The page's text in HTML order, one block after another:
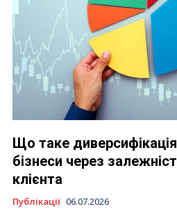
Що таке
бізнеси через
клієнта
Публікації 06.07.2026